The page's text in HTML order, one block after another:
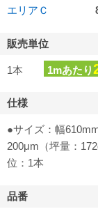
エリアＣ
販売単位
1本 1mあたり
仕様
●サイズ：幅
200μm（坪量：
位：1本
品番